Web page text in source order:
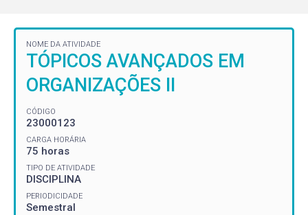
NOME DA ATIVIDADE
TÓPICOS AVANÇADOS EM
ORGANIZAÇÕES II
CÓDIGO
23000123
CARGA HORÁRIA
75 horas
TIPO DE ATIVIDADE
DISCIPLINA
PERIODICIDADE
Semestral